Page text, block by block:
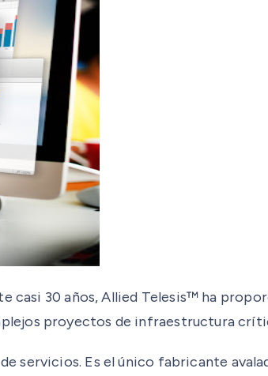
casi 30 años, Allied Telesis™ ha
proyectos de infraestructura
servicios. Es el único fabricante